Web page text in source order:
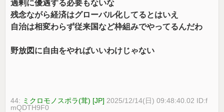
過剰に優遇する必要もないな
残念ながら経済はグローバル化してるとはいえ
自治は相変わらず従来国など枠組みでやってるんだわ
野放図に自由をやればいいわけじゃない
44: ミクロモノスポラ(茸) [JP] 2025/12/14(日) 09:48:40.02 ID:f
mQDTH9F0